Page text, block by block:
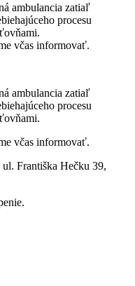
ambulancia zatiaľ
procesu
včas informovať.
ambulancia zatiaľ
procesu
včas informovať.
Františka Hečku 39,